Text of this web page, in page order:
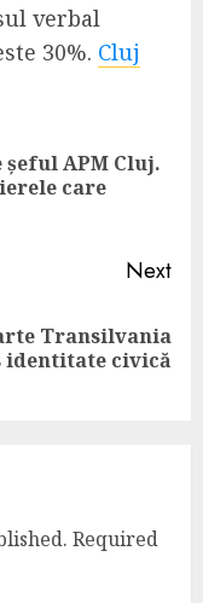
verbal
30%. Cluj
APM Cluj.
care
Next
Transilvania
identitate civică
Required